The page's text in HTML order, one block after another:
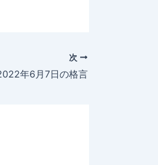
次
年6月7日の格言